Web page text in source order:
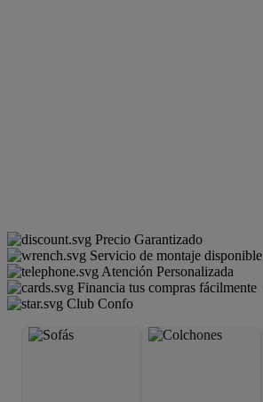
Precio Garantizado
Servicio de montaje disponible
Atención Personalizada
Financia tus compras fácilmente
Club Confo